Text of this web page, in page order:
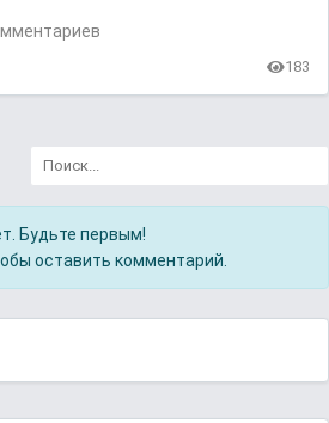
183
Будьте первым!
оставить комментарий.